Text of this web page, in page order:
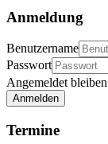
Anmeldung
Benutzername
Passwort
Angemeldet bleiben
Anmelden
Termine